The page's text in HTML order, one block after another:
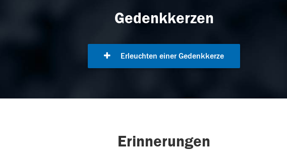
Gedenkkerzen
Erleuchten einer Gedenkkerze
Erinnerungen